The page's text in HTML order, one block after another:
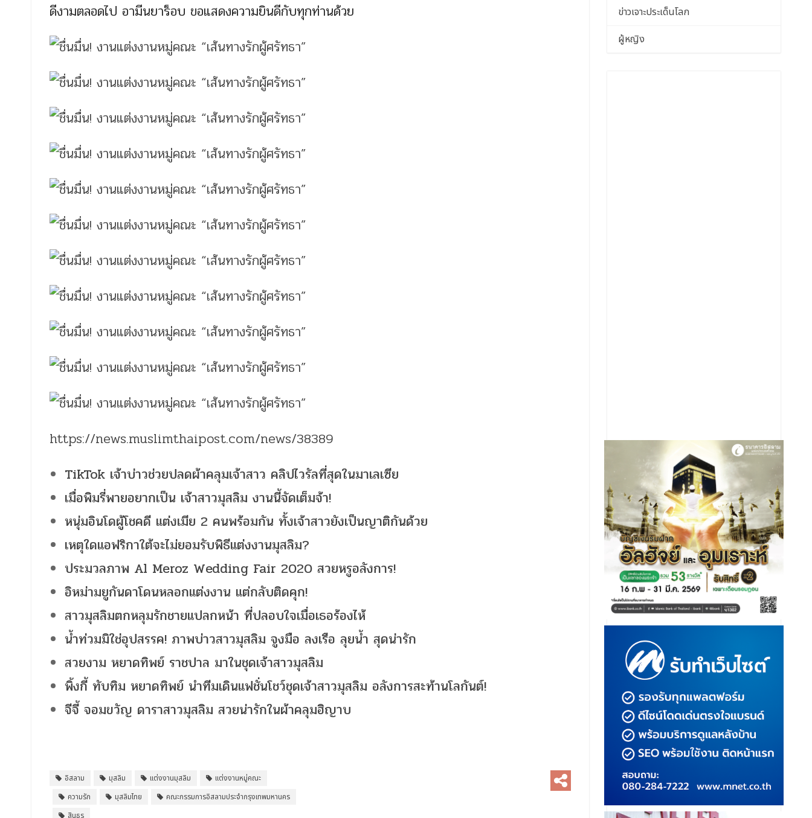
ดีงามตลอดไป อามีนยาร็อบ ขอแสดงความยินดีกับทุกท่านด้วย
https://news.muslimthaipost.com/news/38389
TikTok เจ้าบ่าวช่วยปลดผ้าคลุมเจ้าสาว คลิปไวรัลที่สุดในมาเลเซีย
เมื่อพิมรี่พายอยากเป็น เจ้าสาวมุสลิม งานนี้จัดเต็มจ้า!
หนุ่มอินโดผู้โชคดี แต่งเมีย 2 คนพร้อมกัน ทั้งเจ้าสาวยังเป็นญาติกันด้วย
เหตุใดแอฟริกาใต้จะไม่ยอมรับพิธีแต่งงานมุสลิม?
ประมวลภาพ Al Meroz Wedding Fair 2020 สวยหรูอลังการ!
อิหม่ามยูกันดาโดนหลอกแต่งงาน แต่กลับติดคุก!
สาวมุสลิมตกหลุมรักชายแปลกหน้า ที่ปลอบใจเมื่อเธอร้องไห้
น้ำท่วมมิใช่อุปสรรค! ภาพบ่าวสาวมุสลิม จูงมือ ลงเรือ ลุยน้ำ สุดน่ารัก
สวยงาม หยาดทิพย์ ราชปาล มาในชุดเจ้าสาวมุสลิม
พิ้งกี้ ทับทิม หยาดทิพย์ นำทีมเดินแฟชั่นโชว์ชุดเจ้าสาวมุสลิม อลังการสะท้านโลกันต์!
จีจี้ จอมขวัญ ดาราสาวมุสลิม สวยน่ารักในผ้าคลุมฮิญาบ
อิสลาม มุสลิม แต่งงานมุสลิม
แต่งงานหมู่คณะ
ความรัก
มุสลิมไทย
คณะกรรมการอิสลามประจำกรุงเทพมหานคร
สินธร
ข่าวเจาะประเด็นโลก
ผู้หญิง